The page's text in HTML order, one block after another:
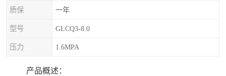
质保 一年
型号 GLCQ3-8.0
压力 1.6MPA
产品概述：